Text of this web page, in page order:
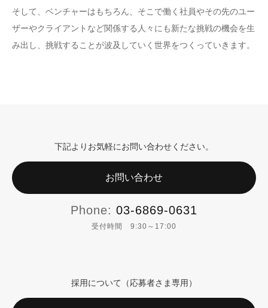
そして、ベンチャーはもちろん、そこで働く社員やその先のユー
ザーやクライアントなど関係する人々にも新たな挑戦の機会を生
み出し、挑戦することが波及していく世界をつくっていきます。
下記よりお気軽にお問い合わせください。
お問い合わせ
Phone: 03-6869-0631
受付時間 9:30～17:00
採用について（応募者さま専用）